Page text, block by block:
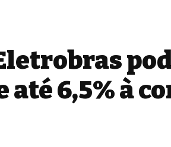
até 6,5% à